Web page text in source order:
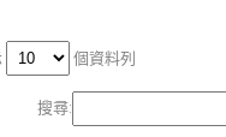
個資料列
搜尋: